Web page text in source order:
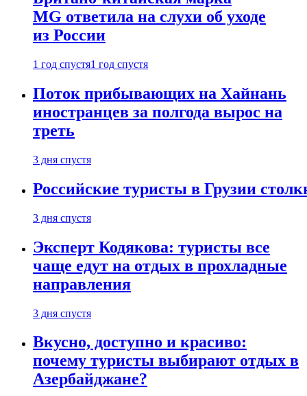
MG ответила на слухи об уходе
из России
1 год спустя1 год спустя
Поток прибывающих на Хайнань
иностранцев за полгода вырос на
треть
3 дня спустя
Российские туристы в Грузии
3 дня спустя
Эксперт Кодякова: туристы все
чаще едут на отдых в прохладные
направления
3 дня спустя
Вкусно, доступно и красиво:
почему туристы выбирают отдых в
Азербайджане?